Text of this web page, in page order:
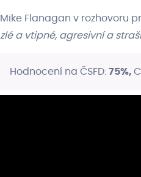
Smrtelné zlo:
Mike Flanagan v rozhovoru
zlé a vtipné, agresivní a
Hodnocení na ČSFD: 75%,